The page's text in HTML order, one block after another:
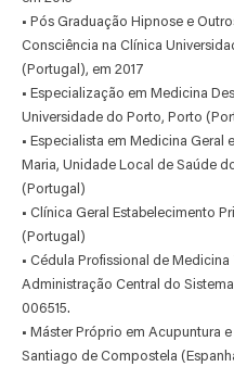
• Pós Graduação Hipnose e
Consciência na Clínica
(Portugal), em 2017
• Especialização em Medicina
Universidade do Porto, Porto
• Especialista em Medicina Geral
Maria, Unidade Local de Saúde
(Portugal)
• Clínica Geral Estabelecimento
(Portugal)
• Cédula Profissional de
Administração Central do
006515.
• Máster Próprio em Acupuntura
Santiago de Compostela